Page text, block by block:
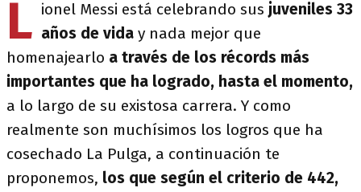
L ionel Messi está celebrando sus juveniles 33
años de vida y nada mejor que
homenajearlo a través de los récords más
importantes que ha logrado, hasta el momento,
a lo largo de su existosa carrera. Y como
realmente son muchísimos los logros que ha
cosechado La Pulga, a continuación te
proponemos, los que según el criterio de 442,